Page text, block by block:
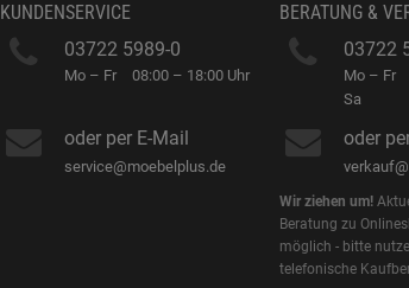
KUNDENSERVICE
03722 5989-0
Mo – Fr 08:00 – 18:00 Uhr
oder per E-Mail
service@moebelplus.de
BERATUNG &
03722
Mo – Fr
Sa
oder
Wir ziehen um!
Beratung zu
möglich - bitte
telefonische